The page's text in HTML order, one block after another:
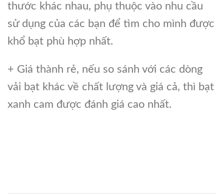
thước khác nhau, phụ thuộc vào nhu cầu
sử dụng của các bạn để tìm cho mình được
khổ bạt phù hợp nhất.
+ Giá thành rẻ, nếu so sánh với các dòng
vải bạt khác về chất lượng và giá cả, thì bạt
xanh cam được đánh giá cao nhất.